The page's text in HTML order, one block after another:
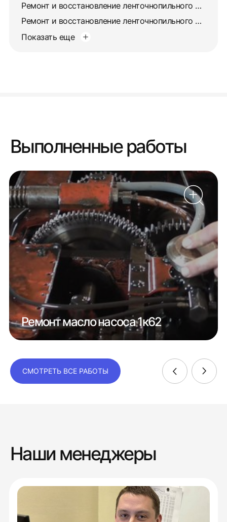
Ремонт и восстановление ленточнопильного станка 872А
Ремонт и восстановление ленточнопильного станка 872М
Показать еще
Выполненные работы
Ремонт масло насоса 1к62
СМОТРЕТЬ ВСЕ РАБОТЫ
Наши менеджеры